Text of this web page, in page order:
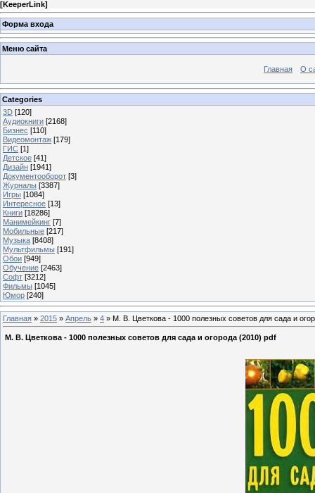
[KeeperLink]
Форма входа
Меню сайта
Главная О
Categories
3D [120]
Аудиокниги [2168]
Бизнес [110]
Видеомонтаж [179]
ГИС [1]
Детское [41]
Дизайн [1941]
Документооборот [3]
Журналы [3387]
Игры [1084]
Интересное [13]
Книги [18286]
Манимейкинг [7]
Мобильные [217]
Музыка [8408]
Мультфильмы [191]
Обои [949]
Обучение [2463]
Софт [3212]
Фильмы [1045]
Юмор [240]
Главная » 2015 » Апрель » 4 » М. В. Цветкова - 1000 полезных советов для сада и
М. В. Цветкова - 1000 полезных советов для сада и огорода (2010) pdf